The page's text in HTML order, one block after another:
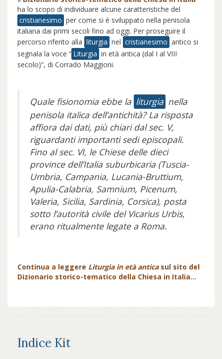
ha lo scopo di individuare alcune caratteristiche del
cristianesimo per come si è sviluppato nella penisola
italiana dai primi secoli fino ad oggi. Per proseguire il
percorso riferito alla liturgia nel cristianesimo antico si
segnala la voce “ Liturgia in età antica (dal I al VIII
secolo)”, di Corrado Maggioni.
Quale fisionomia ebbe la liturgia nella
penisola italica dell’antichità? La risposta
affiora dai dati, più chiari dal sec. V,
riguardanti importanti sedi episcopali.
Fino al sec. VI, le Chiese delle dieci
province dell’Italia su­burbicaria (Tuscia-
Umbria, Campania, Lucania-Bruttium,
Apulia-Calabria, Samnium, Picenum,
Valeria, Sicilia, Sardinia, Corsica), posta
sotto l’autorità civile del Vicarius Urbis,
erano ritual­mente legate a Roma.
Continua a leggere Liturgia in età antica sul sito del
Dizionario storico-tematico della Chiesa in Italia...
Indice Kit